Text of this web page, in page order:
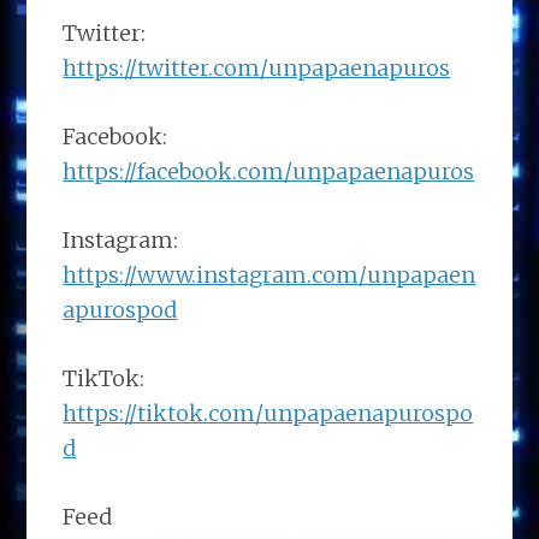
Twitter:
https://twitter.com/unpapaenapuros
Facebook:
https://facebook.com/unpapaenapuros
Instagram:
https://www.instagram.com/unpapaen
apurospod
TikTok:
https://tiktok.com/unpapaenapurospo
d
Feed